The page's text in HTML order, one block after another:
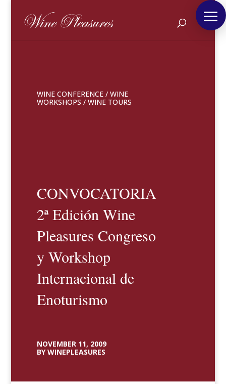
WINE CONFERENCE/ WINE
WORKSHOPS / WINE TOURS
CONVOCATORIA
2ª Edición Wine
Pleasures Congreso
y Workshop
Internacional de
Enoturismo
NOVEMBER 11, 2009
BY WINEPLEASURES